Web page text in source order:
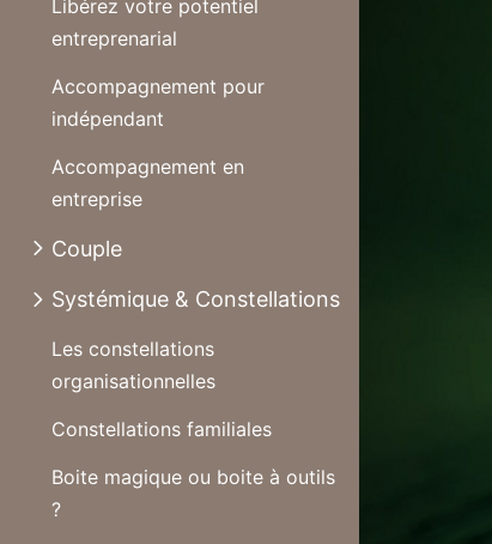
Libérez votre potentiel
entreprenarial
Accompagnement pour
indépendant
Accompagnement en
entreprise
Couple
Systémique & Constellations
Les constellations
organisationnelles
Constellations familiales
Boite magique ou boite à outils
?